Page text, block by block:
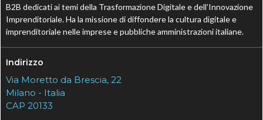
B2B dedicati ai temi della Trasformazione Digitale e dell’Innovazione
Imprenditoriale. Ha la missione di diffondere la cultura digitale e
imprenditoriale nelle imprese e pubbliche amministrazioni italiane.
Indirizzo
Via Moretto da Brescia, 22
Milano - Italia
CAP 20133